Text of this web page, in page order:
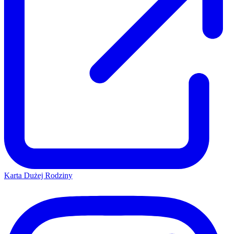
Karta Dużej Rodziny